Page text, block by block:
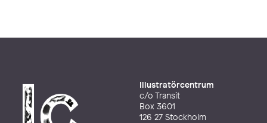
Illustratörcentrum
c/o Transit
Box 3601
126 27 Stockholm